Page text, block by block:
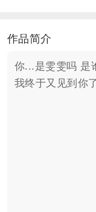
作品简介
你...是雯雯吗 是
我终于又见到你